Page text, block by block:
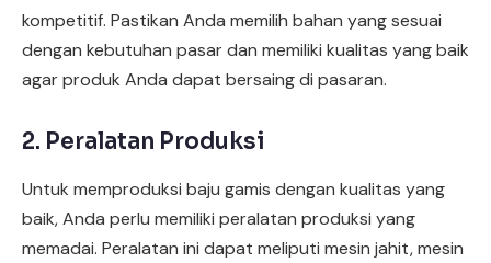
kompetitif. Pastikan Anda memilih bahan yang sesuai
dengan kebutuhan pasar dan memiliki kualitas yang baik
agar produk Anda dapat bersaing di pasaran.
2. Peralatan Produksi
Untuk memproduksi baju gamis dengan kualitas yang
baik, Anda perlu memiliki peralatan produksi yang
memadai. Peralatan ini dapat meliputi mesin jahit, mesin